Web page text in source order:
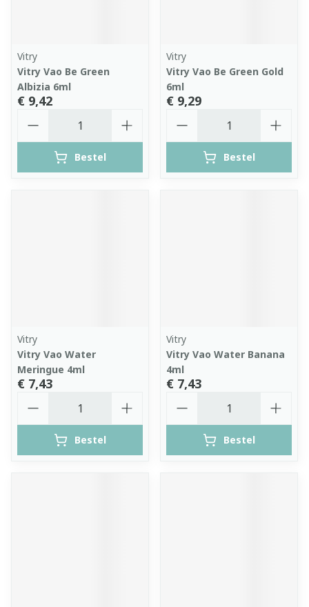
Vitry
Vitry Vao Be Green
Albizia 6ml
€ 9,42
Bestel
Vitry
Vitry Vao Be Green Gold
6ml
€ 9,29
Bestel
Vitry
Vitry Vao Water
Meringue 4ml
€ 7,43
Bestel
Vitry
Vitry Vao Water Banana
4ml
€ 7,43
Bestel